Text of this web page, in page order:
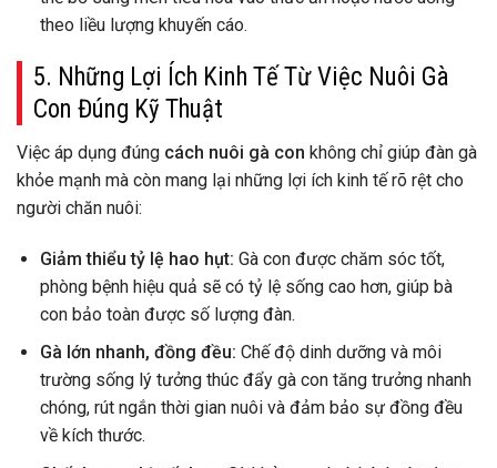
theo liều lượng khuyến cáo.
5. Những Lợi Ích Kinh Tế Từ Việc Nuôi Gà
Con Đúng Kỹ Thuật
Việc áp dụng đúng cách nuôi gà con không chỉ giúp đàn gà
khỏe mạnh mà còn mang lại những lợi ích kinh tế rõ rệt cho
người chăn nuôi:
Giảm thiểu tỷ lệ hao hụt: Gà con được chăm sóc tốt,
phòng bệnh hiệu quả sẽ có tỷ lệ sống cao hơn, giúp bà
con bảo toàn được số lượng đàn.
Gà lớn nhanh, đồng đều: Chế độ dinh dưỡng và môi
trường sống lý tưởng thúc đẩy gà con tăng trưởng nhanh
chóng, rút ngắn thời gian nuôi và đảm bảo sự đồng đều
về kích thước.